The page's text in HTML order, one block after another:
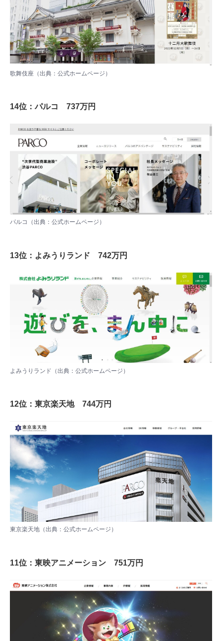
歌舞伎座（出典： 公式ホームページ ）
14位：パルコ 737万円
パルコ（出典： 公式ホームページ ）
13位：よみうりランド 742万円
よみうりランド（出典： 公式ホームページ ）
12位：東京楽天地 744万円
東京楽天地（出典： 公式ホームページ ）
11位：東映アニメーション 751万円